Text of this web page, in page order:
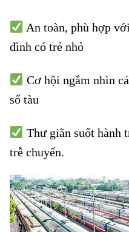
An toàn, phù hợp
đình có trẻ nhỏ
Cơ hội ngắm nhìn
sổ tàu
Thư giãn suốt hành
trễ chuyến.